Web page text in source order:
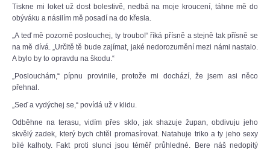
Tiskne mi loket už dost bolestivě, nedbá na moje kroucení, táhne mě do
obýváku a násilím mě posadí na do křesla.
„A teď mě pozorně poslouchej, ty troubo!“ říká přísně a stejně tak přísně se
na mě dívá. „Určitě tě bude zajímat, jaké nedorozumění mezi námi nastalo.
A bylo by to opravdu na škodu.“
„Poslouchám,“ pípnu provinile, protože mi dochází, že jsem asi něco
přehnal.
„Seď a vydýchej se,“ povídá už v klidu.
Odběhne na terasu, vidím přes sklo, jak shazuje župan, obdivuju jeho
skvělý zadek, který bych chtěl promasírovat. Natahuje triko a ty jeho sexy
bílé kalhoty. Fakt proti slunci jsou téměř průhledné. Bere náš nedopitý